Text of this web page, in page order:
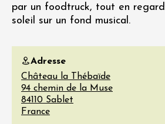
par un foodtruck, tout en
soleil sur un fond musical.
Adresse
Château la Thébaïde
94 chemin de la Muse
84110 Sablet
France